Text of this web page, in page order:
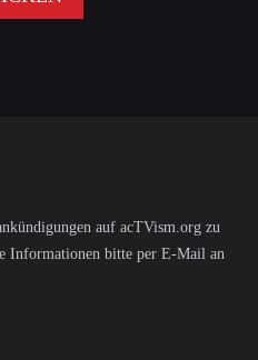
auf acTVism.org zu
Informationen bitte per E-Mail an